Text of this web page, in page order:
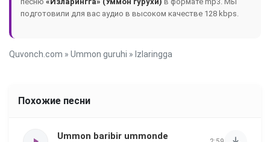
подготовили для вас аудио в высоком качестве 128 kbps.
Quvonch.com » Ummon guruhi » Izlaringga
Похожие песни
Ummon baribir ummonde